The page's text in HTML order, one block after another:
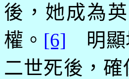
後，她成為
權。 [6] 明顯
二世死後，